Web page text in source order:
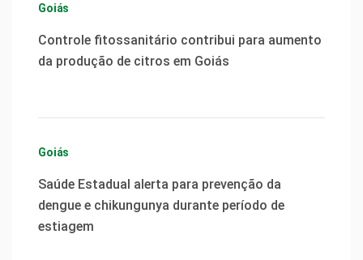
Goiás
Controle fitossanitário contribui para aumento
da produção de citros em Goiás
Goiás
Saúde Estadual alerta para prevenção da
dengue e chikungunya durante período de
estiagem